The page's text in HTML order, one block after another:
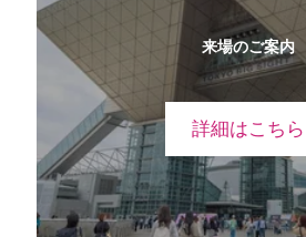
来場のご案内
詳細はこちら